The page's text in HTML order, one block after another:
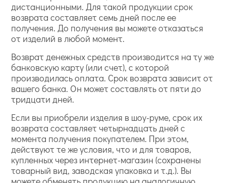
дистанционными. Для такой продукции срок
возврата составляет семь дней после ее
получения. До получения вы можете отказаться
от изделий в любой момент.
Возврат денежных средств производится на ту же
банковскую карту (или счет), с которой
производилась оплата. Срок возврата зависит от
вашего банка. Он может составлять от пяти до
тридцати дней.
Если вы приобрели изделия в шоу-руме, срок их
возврата составляет четырнадцать дней с
момента получения покупателем. При этом,
действуют те же условия, что и для товаров,
купленных через интернет-магазин (сохранены
товарный вид, заводская упаковка и т.д.). Вы